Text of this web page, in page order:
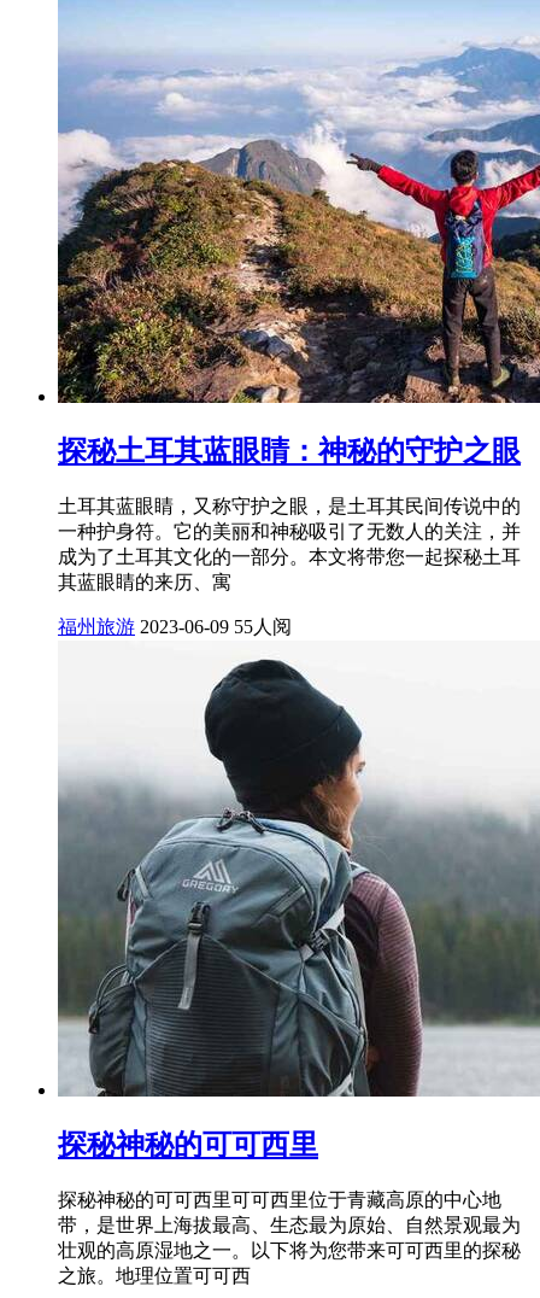
探秘土耳其蓝眼睛：神秘的守护之眼
土耳其蓝眼睛，又称守护之眼，是土耳其民间传说中的
一种护身符。它的美丽和神秘吸引了无数人的关注，并
成为了土耳其文化的一部分。本文将带您一起探秘土耳
其蓝眼睛的来历、寓
福州旅游 2023-06-09 55人阅
探秘神秘的可可西里
探秘神秘的可可西里可可西里位于青藏高原的中心地
带，是世界上海拔最高、生态最为原始、自然景观最为
壮观的高原湿地之一。以下将为您带来可可西里的探秘
之旅。地理位置可可西